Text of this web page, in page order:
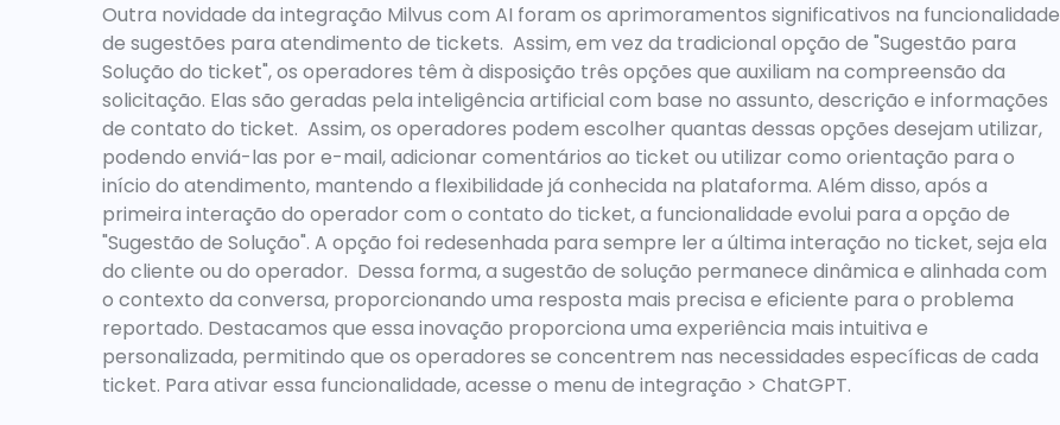
Outra novidade da integração Milvus com AI foram os aprimoramentos significativos na funcionalidade
de sugestões para atendimento de tickets.  Assim, em vez da tradicional opção de "Sugestão para
Solução do ticket", os operadores têm à disposição três opções que auxiliam na compreensão da
solicitação. Elas são geradas pela inteligência artificial com base no assunto, descrição e informações
de contato do ticket.  Assim, os operadores podem escolher quantas dessas opções desejam utilizar,
podendo enviá-las por e-mail, adicionar comentários ao ticket ou utilizar como orientação para o
início do atendimento, mantendo a flexibilidade já conhecida na plataforma. Além disso, após a
primeira interação do operador com o contato do ticket, a funcionalidade evolui para a opção de
"Sugestão de Solução". A opção foi redesenhada para sempre ler a última interação no ticket, seja ela
do cliente ou do operador.  Dessa forma, a sugestão de solução permanece dinâmica e alinhada com
o contexto da conversa, proporcionando uma resposta mais precisa e eficiente para o problema
reportado. Destacamos que essa inovação proporciona uma experiência mais intuitiva e
personalizada, permitindo que os operadores se concentrem nas necessidades específicas de cada
ticket. Para ativar essa funcionalidade, acesse o menu de integração > ChatGPT.